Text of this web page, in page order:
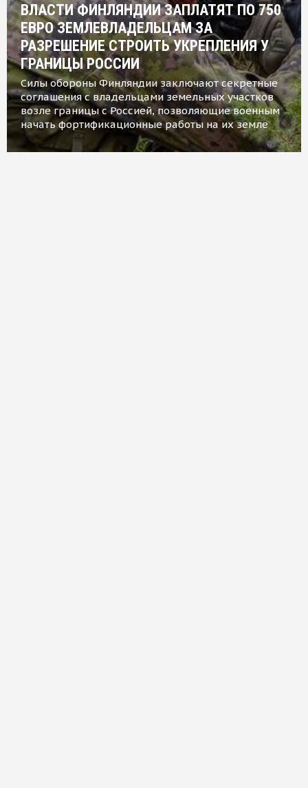
ВЛАСТИ ФИНЛЯНДИИ ЗАПЛАТЯТ ПО 750
ЕВРО ЗЕМЛЕВЛАДЕЛЬЦАМ ЗА
РАЗРЕШЕНИЕ СТРОИТЬ УКРЕПЛЕНИЯ У
ГРАНИЦЫ РОССИИ
Силы обороны Финляндии заключают секретные
соглашения с владельцами земельных участков
возле границы с Россией, позволяющие военным
начать фортификационные работы на их земле